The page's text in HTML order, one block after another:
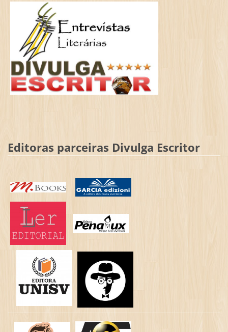
Editoras parceiras Divulga Escritor